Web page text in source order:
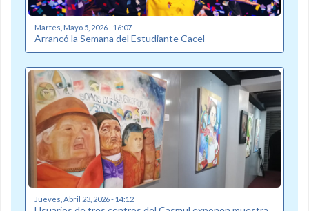
Martes, Mayo 5, 2026 - 16:07
Arrancó la Semana del Estudiante Cacel
Jueves, Abril 23, 2026 - 14:12